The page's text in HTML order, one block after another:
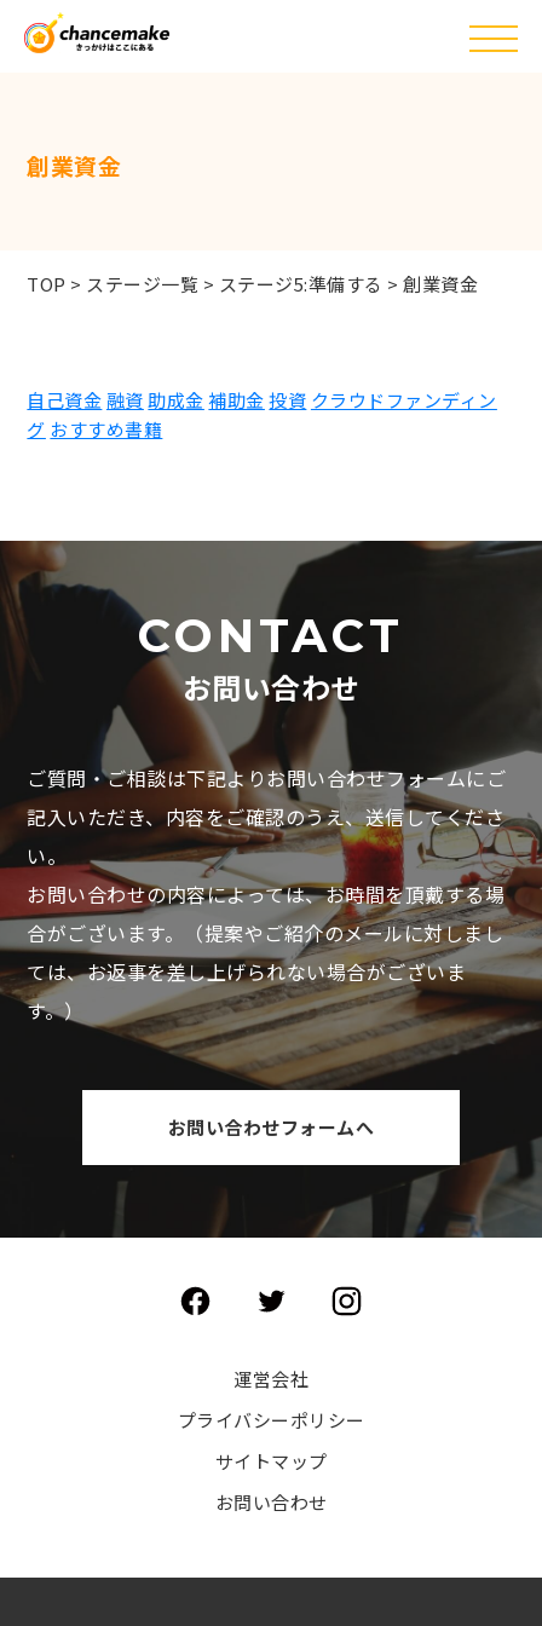
創業資金
TOP > ステージ一覧 > ステージ5:準備する >創業資金
自己資金 融資 助成金 補助金 投資 クラウドファンディン
グ おすすめ書籍
CONTACT
お問い合わせ
ご質問・ご相談は下記よりお問い合わせフォームにご
記入いただき、内容をご確認のうえ、送信してくださ
い。
お問い合わせの内容によっては、お時間を頂戴する場
合がございます。
（提案やご紹介のメールに対しまし
ては、お返事を差し上げられない場合がございま
す。）
お問い合わせフォームへ
運営会社
プライバシーポリシー
サイトマップ
お問い合わせ